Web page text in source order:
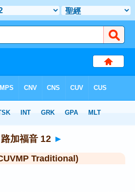
路加福音 12 ►
Traditional)